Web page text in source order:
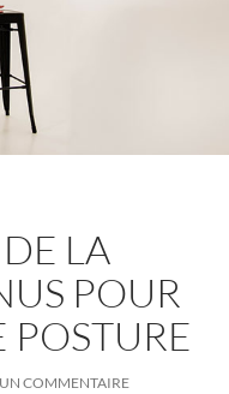
LA
POUR
UN COMMENTAIRE